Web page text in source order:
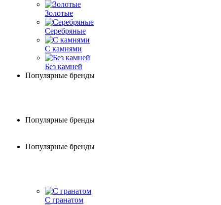
Золотые
Серебряные
С камнями
Без камней
Популярные бренды
Популярные бренды
Популярные бренды
С гранатом